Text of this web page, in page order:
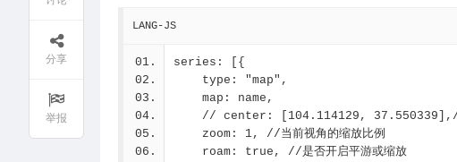
分享
举报
LANG-JS
series: [{
    type: "map",
    map: name,
// center: [104.114129,
    zoom: 1, //当前视角的缩放比例
    roam: true, //是否开启平游或缩放